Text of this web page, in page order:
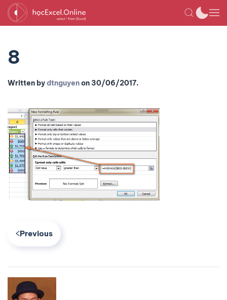
8
Written bydtnguyenon 30/06/2017.
Previous